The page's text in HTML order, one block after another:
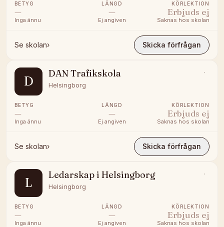
BETYG
—
Inga ännu
LÄNGD
—
Ej angiven
KÖRLEKTION
Erbjuds ej
Saknas hos skolan
Se skolan› Skicka förfrågan
D
DAN Trafikskola
Helsingborg
BETYG
—
Inga ännu
LÄNGD
—
Ej angiven
KÖRLEKTION
Erbjuds ej
Saknas hos skolan
Se skolan› Skicka förfrågan
L
Ledarskap i Helsingborg
Helsingborg
BETYG
—
Inga ännu
LÄNGD
—
Ej angiven
KÖRLEKTION
Erbjuds ej
Saknas hos skolan